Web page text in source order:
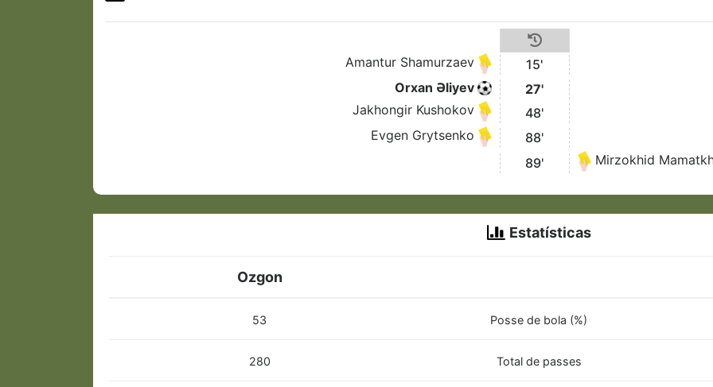
Amantur Shamurzaev
15'
Orxan Əliyev
27'
Jakhongir Kushokov
48'
Evgen Grytsenko
88'
89'
Mirzokhid
Estatísticas
Ozgon
53 Posse de bola (%)
280 Total de passes